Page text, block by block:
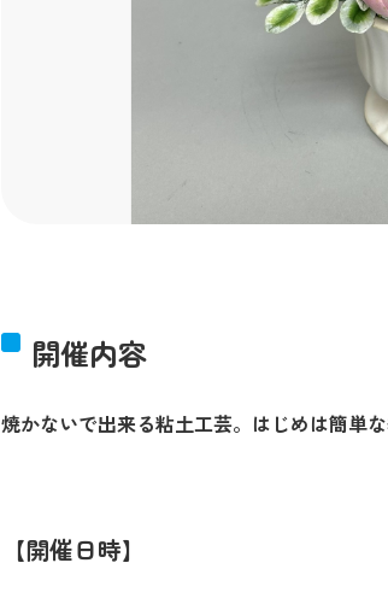
開催内容
焼かないで出来る粘土工芸。はじめは簡単
開催日時